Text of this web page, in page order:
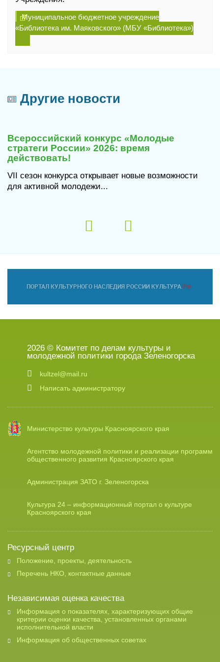
Муниципальное бюджетное учреждение
«Библиотека им. Маяковского» (МБУ «Библиотека»)
Другие новости
Всероссийский конкурс «Молодые
стратеги России» 2026: время
действовать!
VII сезон конкурса открывает новые возможности
для активной молодежи...
2026 © Комитет по делам культуры и
молодежной политики города Зеленогорска
kultzel@mail.ru
Написать администратору
Министерство культуры Красноярского края
Агентство молодежной политики и реализации программ
общественного развития Красноярского края
Администрация ЗАТО г. Зеленогорска
Культура 24 – информационный портал о культуре
Красноярского края
Ресурсный центр
Положение, проекты, деятельность
Перечень НКО, контактные данные
Независимая оценка качества
Информация о показателях, характеризующих общие
критерии оценки качества, установленных органами
исполнительной власти
Информация об общественных советах